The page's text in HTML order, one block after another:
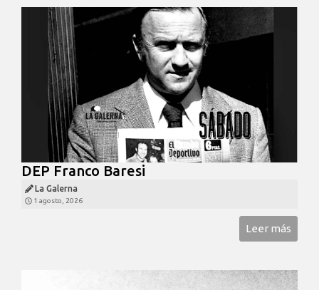
DEP Franco Baresi
La Galerna
1 agosto, 2026
Leer más